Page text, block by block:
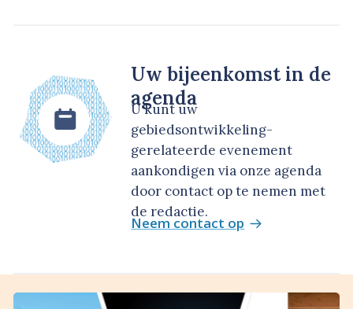
Uw bijeenkomst in de
agenda
U kunt uw
gebiedsontwikkeling-
gerelateerde evenement
aankondigen via onze agenda
door contact op te nemen met
de redactie.
Neem contact op